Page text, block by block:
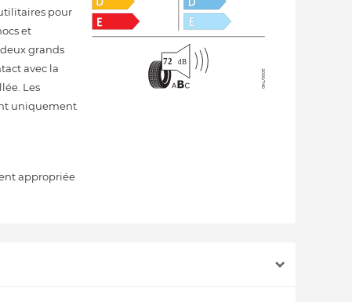
pour
et
grands
avec la
Les
uniquement
appropriée